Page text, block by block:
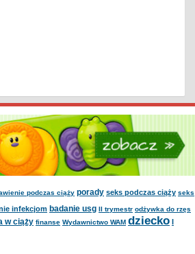
podczas ciąży porady seks podczas ciąży seks
infekcjom badanie usg II trymestr odżywka do rzęs
w ciąży finanse Wydawnictwo WAM dziecko I